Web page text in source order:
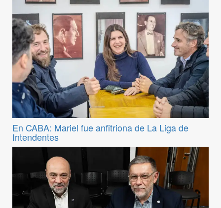
En CABA: Mariel fue anfitriona de La Liga de
Intendentes